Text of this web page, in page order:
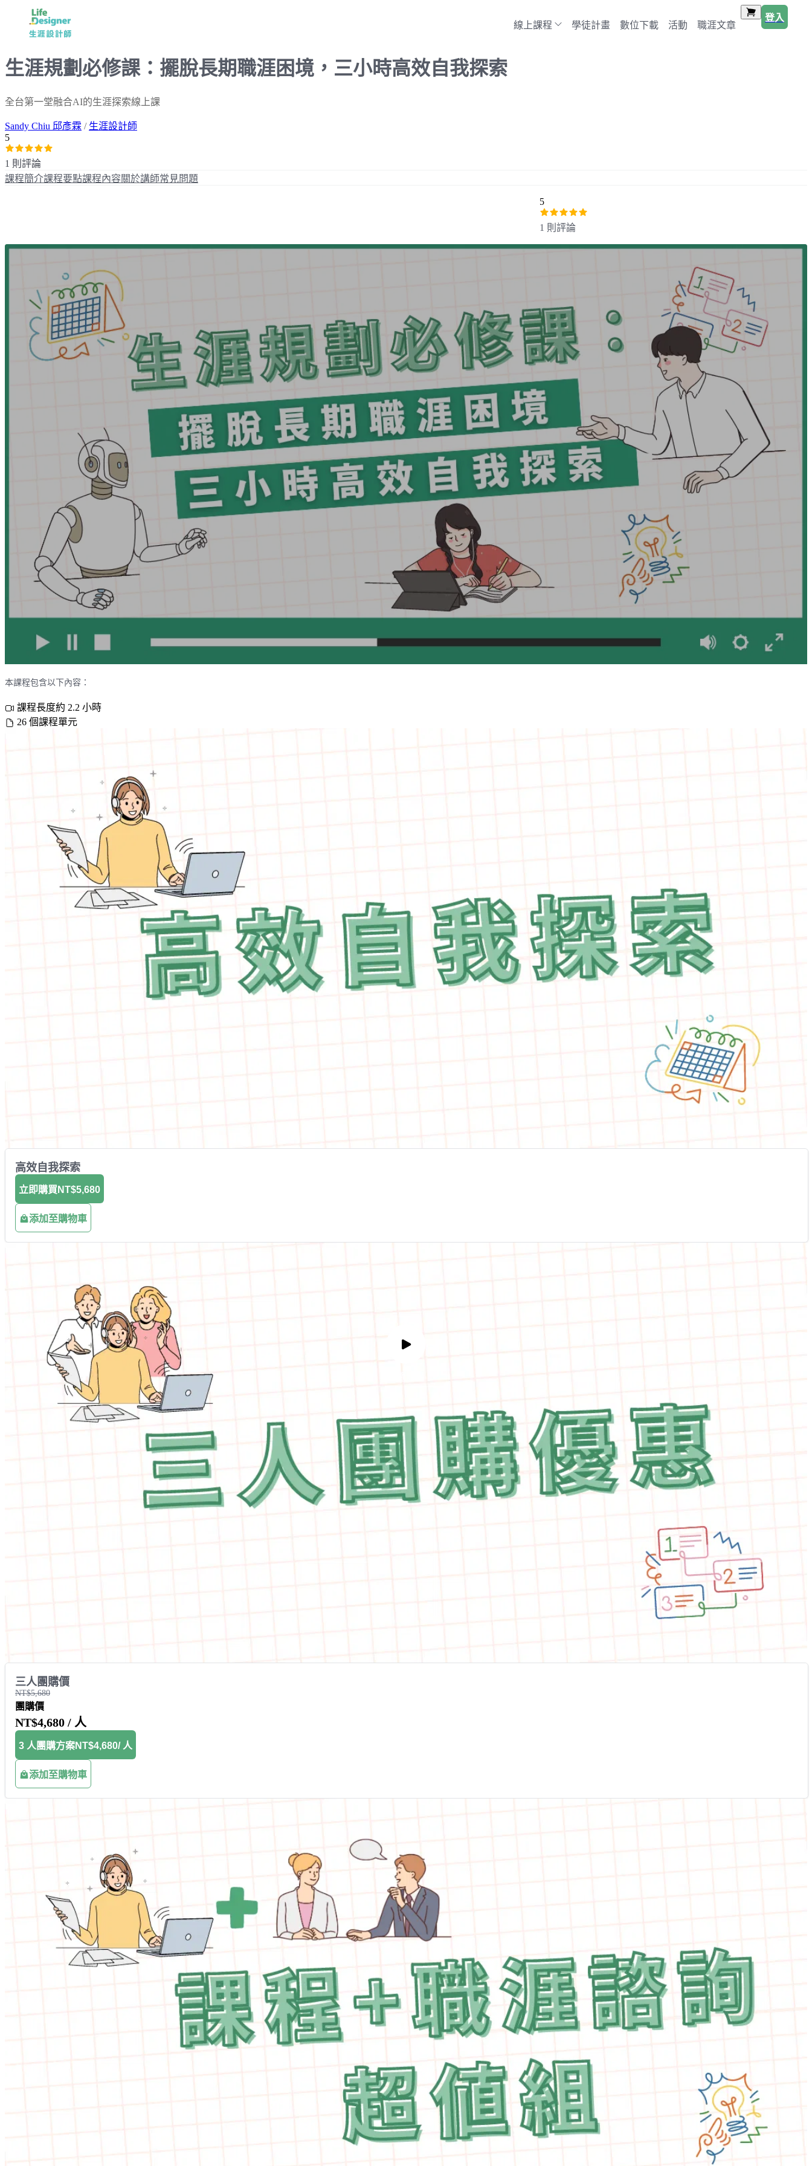
線上課程 學徒計畫 數位下載 活動 職涯文章
登入
生涯規劃必修課：擺脫長期職涯困境，三小時高效自我探索
全台第一堂融合AI的生涯探索線上課
Sandy Chiu 邱彥霖 / 生涯設計師
5
1 則評論
課程簡介課程要點課程內容關於講師常見問題
5
1 則評論
本課程包含以下內容：
課程長度約 2.2 小時
26 個課程單元
高效自我探索
立即購買 NT$5,680
添加至購物車
三人團購價
NT$5,680
團購價
NT$4,680 / 人
3 人團購方案NT$4,680/ 人
添加至購物車